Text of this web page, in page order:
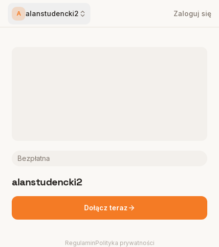
A alanstudencki2 Zaloguj się
Bezpłatna
alanstudencki2
Dołącz teraz
RegulaminPolityka prywatności